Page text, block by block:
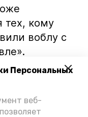
Персональных
веб-
тех, кому
воблу с